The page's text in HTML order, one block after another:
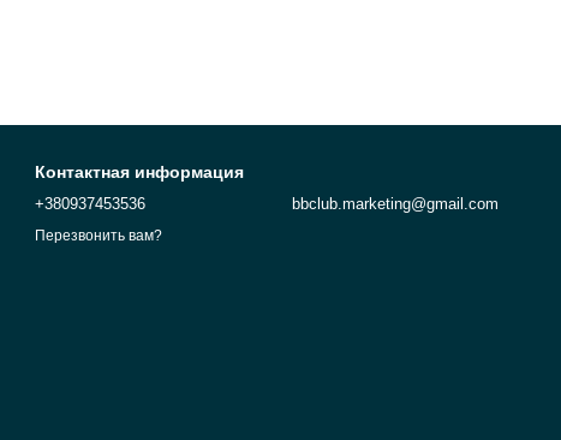
Контактная информация
+380937453536
Перезвонить вам?
bbclub.marketing@gmail.com